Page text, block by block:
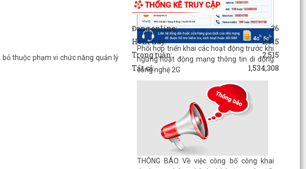
bỏ thuộc phạm vi chức năng quản lý
Phối hợp triển khai các hoạt động trước khi
ngừng hoạt động mạng thông tin di động
công nghệ 2G
THÔNG BÁO Về việc công bố công khai
THỐNG KÊ TRUY CẬP
Đang online:
36
Hôm nay:
2,515
Trong tuần:
2,515
Tất cả:
1,534,308